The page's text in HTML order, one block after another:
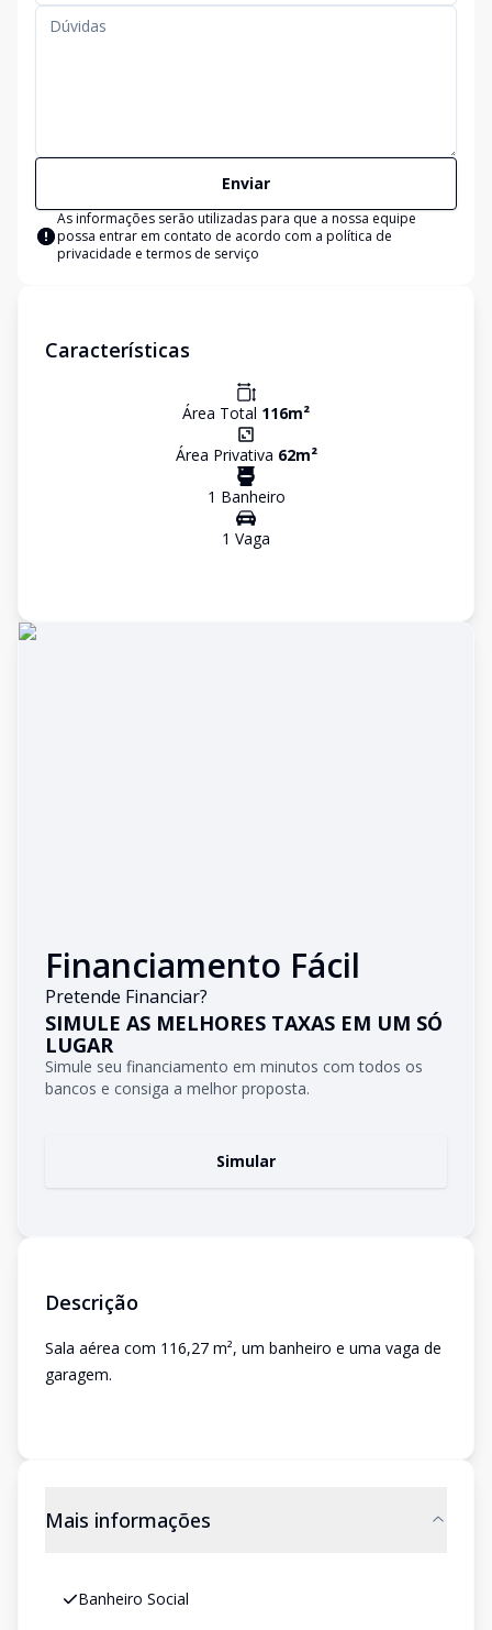
Enviar
As informações serão utilizadas para que a nossa equipe
possa entrar em contato de acordo com a política de
privacidade e termos de serviço
Características
Área Total 116m²
Área Privativa 62m²
1 Banheiro
1 Vaga
Financiamento Fácil
Pretende Financiar?
SIMULE AS MELHORES TAXAS EM UM SÓ
LUGAR
Simule seu financiamento em minutos com todos os
bancos e consiga a melhor proposta.
Simular
Descrição
Sala aérea com 116,27 m², um banheiro e uma vaga de
garagem.
Mais informações
Banheiro Social